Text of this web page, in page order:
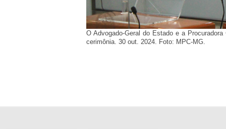
O Advogado-Geral do Estado e a
cerimônia. 30 out. 2024. Foto: MPC-MG.